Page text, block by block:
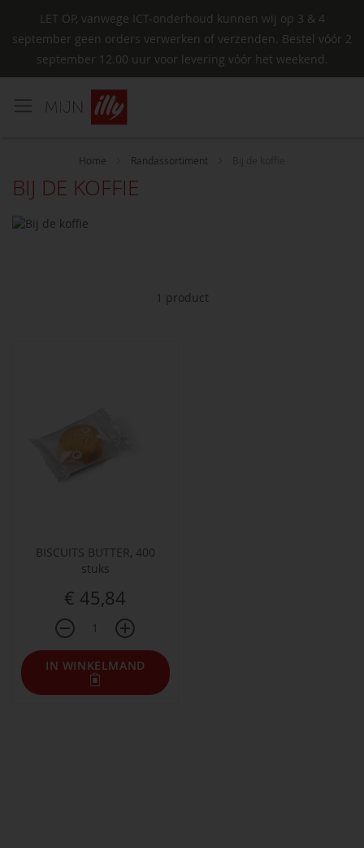
LET OP, vanwege ICT-onderhoud kunnen wij op 3 & 4
september geen orders verwerken of verzenden. Bestel vóór 2
september 12.00 uur voor levering vóór het weekend.
Home Randassortiment
BIJ DE KOFFIE
1 product
BISCUITS BUTTER, 400
stuks
€ 45,84
IN WINKELMAND